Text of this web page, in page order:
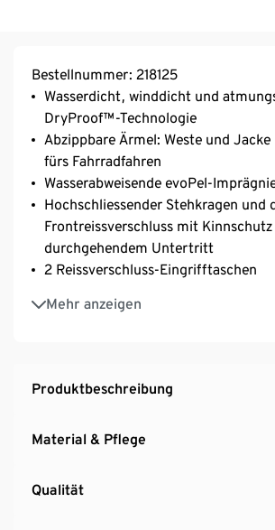
Bestellnummer: 218125
Wasserdicht, winddicht und
DryProof™-Technologie
Abzippbare Ärmel: Weste und
fürs Fahrradfahren
Wasserabweisende evoPel-
Hochschliessender Stehkragen und
Frontreissverschluss mit Kinnschutz
durchgehendem Untertritt
2 Reissverschluss-Eingrifftaschen
Mehr anzeigen
1 Reissverschluss-Rückentasche
Reflektierende Designelemente an
Verlängerter und abgerundeter
Produktbeschreibung
Material & Pflege
Qualität